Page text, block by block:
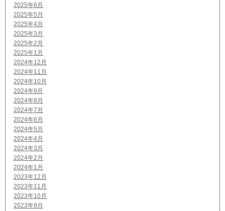
2025年6月
2025年5月
2025年4月
2025年3月
2025年2月
2025年1月
2024年12月
2024年11月
2024年10月
2024年9月
2024年8月
2024年7月
2024年6月
2024年5月
2024年4月
2024年3月
2024年2月
2024年1月
2023年12月
2023年11月
2023年10月
2023年9月